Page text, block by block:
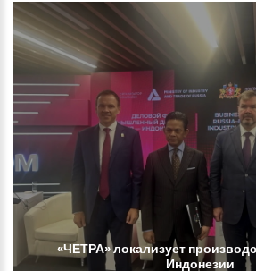
«ЧЕТРА»локализует
Индонезии